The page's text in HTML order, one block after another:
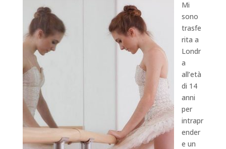
Mi
sono
trasfe
rita a
Londr
a
all’età
di 14
anni
per
intrapr
ender
e un